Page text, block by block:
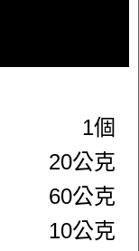
1個
20公克
60公克
10公克